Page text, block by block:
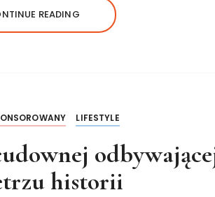
READING
LIFESTYLE
historii